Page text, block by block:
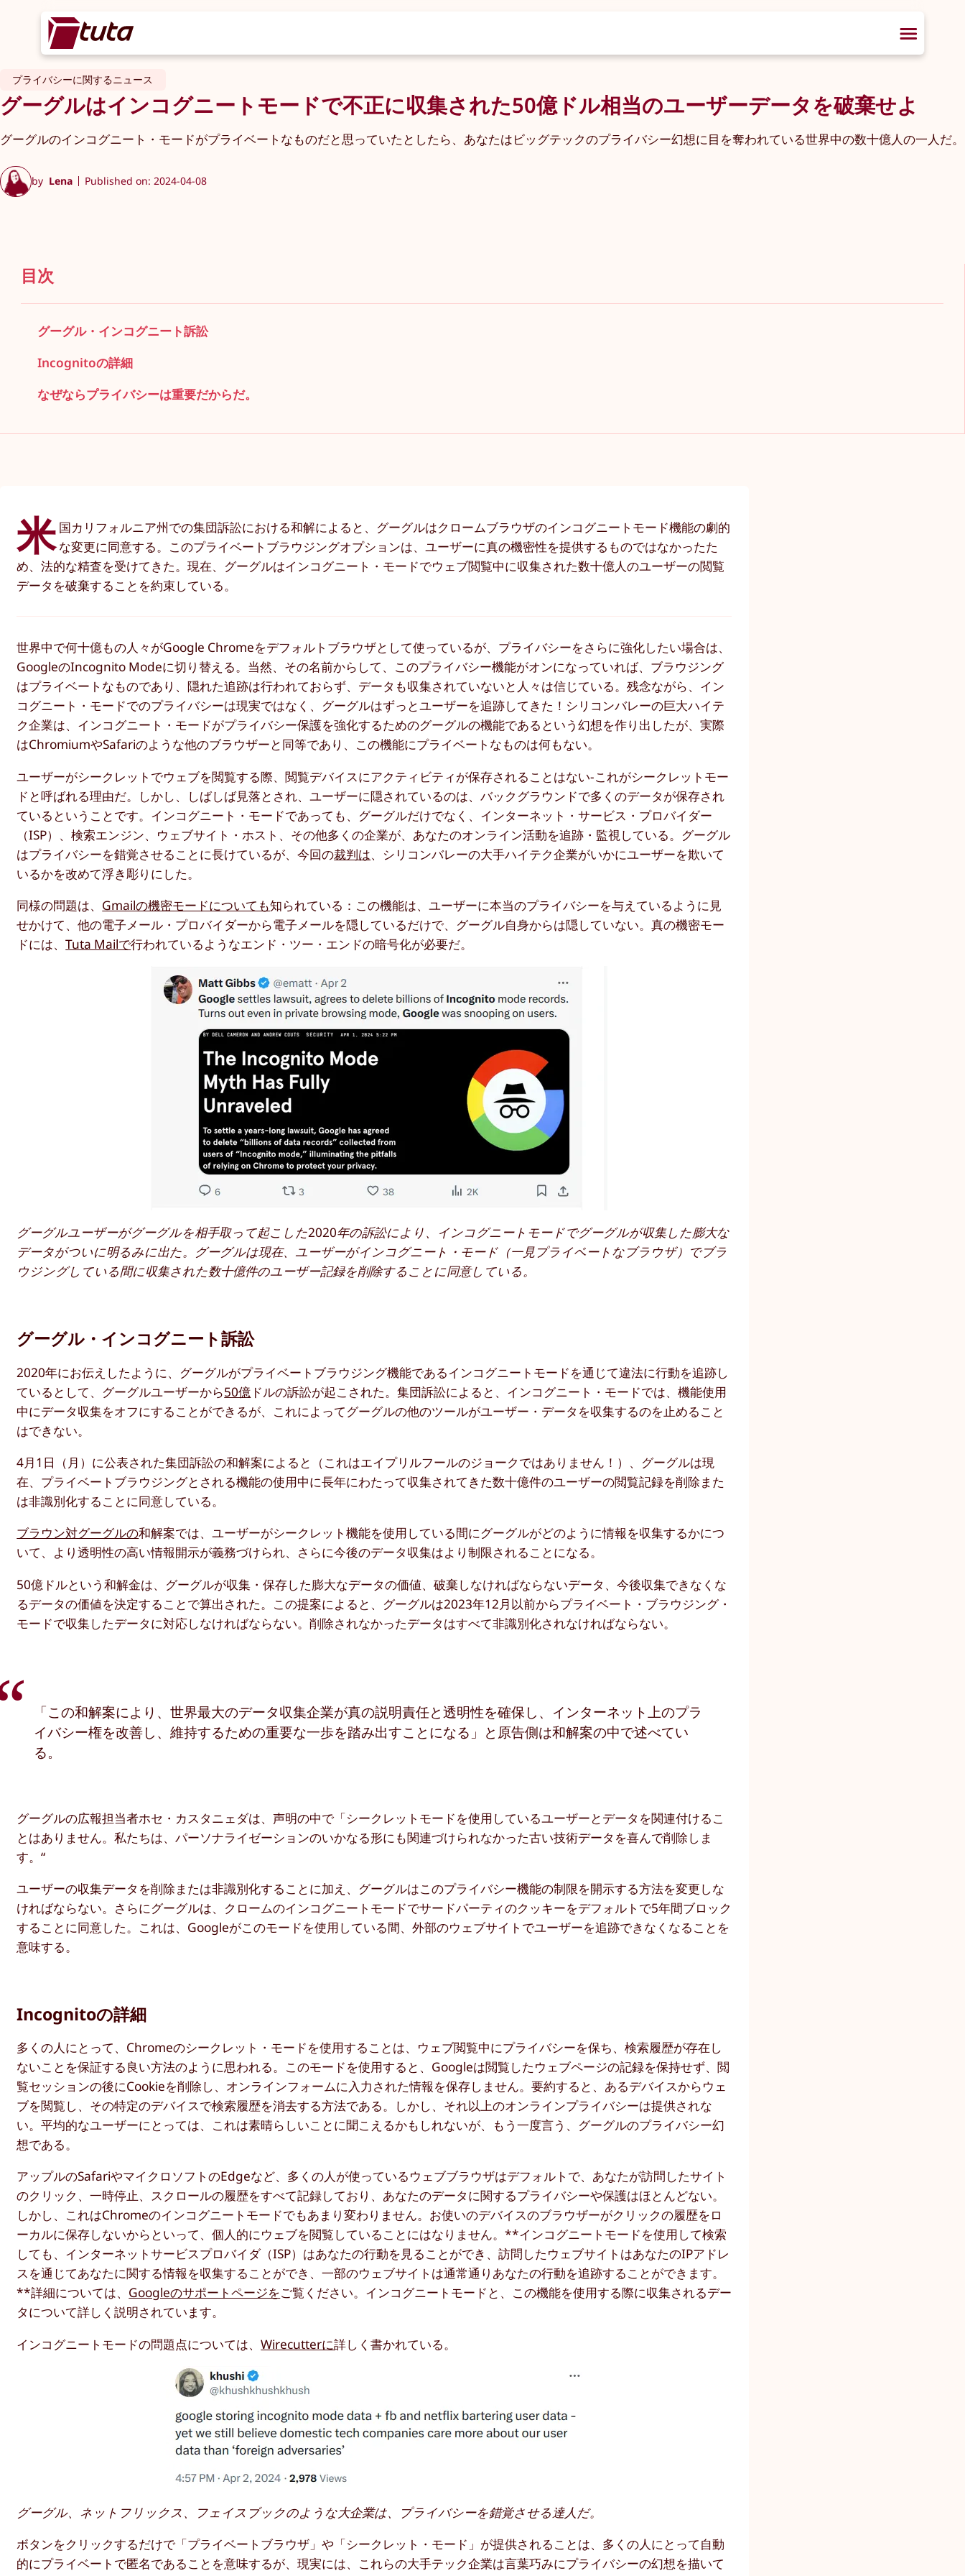
プライバシーに関するニュース
グーグルはインコグニートモードで不正に収集された50億ドル相当のユーザーデータを破棄せよ
グーグルのインコグニート・モードがプライベートなものだと思っていたとしたら、あなたはビッグテックのプライバシー幻想に目を奪われている世界中の数十億人の一人だ。
by Lena Published on: 2024-04-08
目次
グーグル・インコグニート訴訟
Incognitoの詳細
なぜならプライバシーは重要だからだ。
米 国カリフォルニア州での集団訴訟における和解によると、グーグルはクロームブラウザのインコグニートモード機能の劇的
な変更に同意する。このプライベートブラウジングオプションは、ユーザーに真の機密性を提供するものではなかったた
め、法的な精査を受けてきた。現在、グーグルはインコグニート・モードでウェブ閲覧中に収集された数十億人のユーザーの閲覧
データを破棄することを約束している。
世界中で何十億もの人々がGoogle Chromeをデフォルトブラウザとして使っているが、プライバシーをさらに強化したい場合は、
GoogleのIncognito Modeに切り替える。当然、その名前からして、このプライバシー機能がオンになっていれば、ブラウジング
はプライベートなものであり、隠れた追跡は行われておらず、データも収集されていないと人々は信じている。残念ながら、イン
コグニート・モードでのプライバシーは現実ではなく、グーグルはずっとユーザーを追跡してきた！シリコンバレーの巨大ハイテ
ク企業は、インコグニート・モードがプライバシー保護を強化するためのグーグルの機能であるという幻想を作り出したが、実際
はChromiumやSafariのような他のブラウザーと同等であり、この機能にプライベートなものは何もない。
ユーザーがシークレットでウェブを閲覧する際、閲覧デバイスにアクティビティが保存されることはない-これがシークレットモー
ドと呼ばれる理由だ。しかし、しばしば見落とされ、ユーザーに隠されているのは、バックグラウンドで多くのデータが保存され
ているということです。インコグニート・モードであっても、グーグルだけでなく、インターネット・サービス・プロバイダー
（ISP）、検索エンジン、ウェブサイト・ホスト、その他多くの企業が、あなたのオンライン活動を追跡・監視している。グーグル
はプライバシーを錯覚させることに長けているが、今回の裁判は、シリコンバレーの大手ハイテク企業がいかにユーザーを欺いて
いるかを改めて浮き彫りにした。
同様の問題は、 Gmailの機密モードについても知られている：この機能は、ユーザーに本当のプライバシーを与えているように見
せかけて、他の電子メール・プロバイダーから電子メールを隠しているだけで、グーグル自身からは隠していない。真の機密モー
ドには、Tuta Mailで行われているようなエンド・ツー・エンドの暗号化が必要だ。
グーグルユーザーがグーグルを相手取って起こした2020年の訴訟により、インコグニートモードでグーグルが収集した膨大な
データがついに明るみに出た。グーグルは現在、ユーザーがインコグニート・モード（一見プライベートなブラウザ）でブラ
ウジングしている間に収集された数十億件のユーザー記録を削除することに同意している。
グーグル・インコグニート訴訟
2020年にお伝えしたように、グーグルがプライベートブラウジング機能であるインコグニートモードを通じて違法に行動を追跡し
ているとして、グーグルユーザーから50億 ドルの訴訟が起こされた。集団訴訟によると、インコグニート・モードでは、機能使用
中にデータ収集をオフにすることができるが、これによってグーグルの他のツールがユーザー・データを収集するのを止めること
はできない。
4月1日（月）に公表された集団訴訟の和解案によると（これはエイプリルフールのジョークではありません！）、グーグルは現
在、プライベートブラウジングとされる機能の使用中に長年にわたって収集されてきた数十億件のユーザーの閲覧記録を削除また
は非識別化することに同意している。
ブラウン対グーグルの和解案では、ユーザーがシークレット機能を使用している間にグーグルがどのように情報を収集するかにつ
いて、より透明性の高い情報開示が義務づけられ、さらに今後のデータ収集はより制限されることになる。
50億ドルという和解金は、グーグルが収集・保存した膨大なデータの価値、破棄しなければならないデータ、今後収集できなくな
るデータの価値を決定することで算出された。この提案によると、グーグルは2023年12月以前からプライベート・ブラウジング・
モードで収集したデータに対応しなければならない。削除されなかったデータはすべて非識別化されなければならない。
「この和解案により、世界最大のデータ収集企業が真の説明責任と透明性を確保し、インターネット上のプラ
イバシー権を改善し、維持するための重要な一歩を踏み出すことになる」と原告側は和解案の中で述べてい
る。
グーグルの広報担当者ホセ・カスタニェダは、声明の中で「シークレットモードを使用しているユーザーとデータを関連付けるこ
とはありません。私たちは、パーソナライゼーションのいかなる形にも関連づけられなかった古い技術データを喜んで削除しま
す。“
ユーザーの収集データを削除または非識別化することに加え、グーグルはこのプライバシー機能の制限を開示する方法を変更しな
ければならない。さらにグーグルは、クロームのインコグニートモードでサードパーティのクッキーをデフォルトで5年間ブロック
することに同意した。これは、Googleがこのモードを使用している間、外部のウェブサイトでユーザーを追跡できなくなることを
意味する。
Incognitoの詳細
多くの人にとって、Chromeのシークレット・モードを使用することは、ウェブ閲覧中にプライバシーを保ち、検索履歴が存在し
ないことを保証する良い方法のように思われる。このモードを使用すると、Googleは閲覧したウェブページの記録を保持せず、閲
覧セッションの後にCookieを削除し、オンラインフォームに入力された情報を保存しません。要約すると、あるデバイスからウェ
ブを閲覧し、その特定のデバイスで検索履歴を消去する方法である。しかし、それ以上のオンラインプライバシーは提供されな
い。平均的なユーザーにとっては、これは素晴らしいことに聞こえるかもしれないが、もう一度言う、グーグルのプライバシー幻
想である。
アップルのSafariやマイクロソフトのEdgeなど、多くの人が使っているウェブブラウザはデフォルトで、あなたが訪問したサイト
のクリック、一時停止、スクロールの履歴をすべて記録しており、あなたのデータに関するプライバシーや保護はほとんどない。
しかし、これはChromeのインコグニートモードでもあまり変わりません。お使いのデバイスのブラウザーがクリックの履歴をロ
ーカルに保存しないからといって、個人的にウェブを閲覧していることにはなりません。**インコグニートモードを使用して検索
しても、インターネットサービスプロバイダ（ISP）はあなたの行動を見ることができ、訪問したウェブサイトはあなたのIPアドレ
スを通じてあなたに関する情報を収集することができ、一部のウェブサイトは通常通りあなたの行動を追跡することができます。
**詳細については、 Googleのサポートページをご覧ください。インコグニートモードと、この機能を使用する際に収集されるデー
タについて詳しく説明されています。
インコグニートモードの問題点については、Wirecutterに詳しく書かれている。
グーグル、ネットフリックス、フェイスブックのような大企業は、プライバシーを錯覚させる達人だ。
ボタンをクリックするだけで「プライベートブラウザ」や「シークレット・モード」が提供されることは、多くの人にとって自動
的にプライベートで匿名であることを意味するが、現実には、これらの大手テック企業は言葉巧みにプライバシーの幻想を描いて